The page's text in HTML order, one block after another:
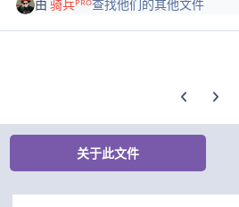
由骑兵ᴾᴿᴼ查找他们的其他文件
上一张轮播
下一
关于此文件